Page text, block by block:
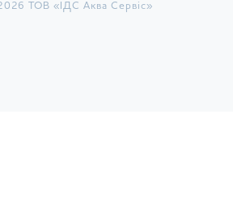
ТОВ «ІДС Аква Сервіс»